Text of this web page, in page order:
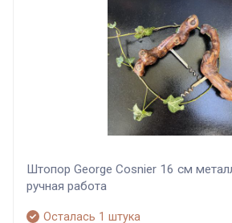
Штопор George Cosnier 16 см
ручная работа
Осталась 1 штука